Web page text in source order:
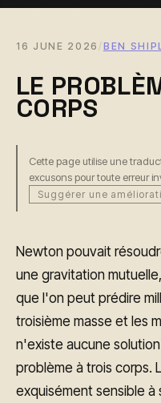
16 JUNE 2026 / BEN
LE
CORPS
Cette page utilise une
excusons pour toute erreur
Suggérer une
Newton pouvait
une gravitation
que l'on peut prédire
troisième masse et les
n'existe aucune
problème à trois corps.
exquisément sensible